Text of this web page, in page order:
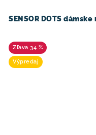
SENSOR DOTS
34 %
Výpredaj